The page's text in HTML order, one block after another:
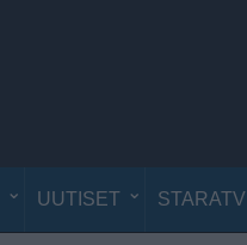
UUTISET STARATV